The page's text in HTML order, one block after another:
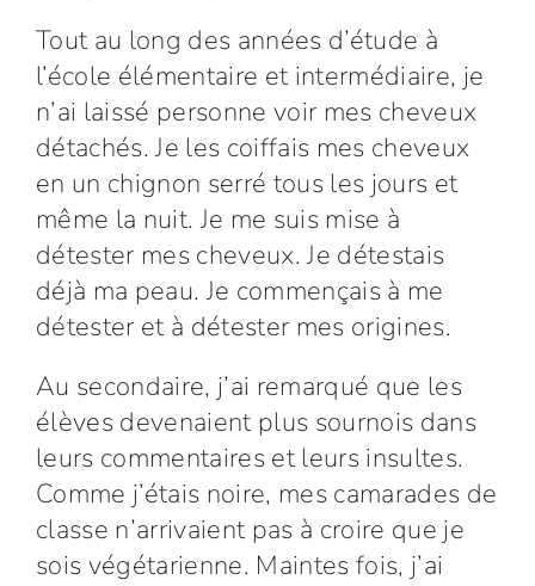
Tout au long des années d’étude à
l’école élémentaire et intermédiaire, je
n’ai laissé personne voir mes cheveux
détachés. Je les coiffais mes cheveux
en un chignon serré tous les jours et
même la nuit. Je me suis mise à
détester mes cheveux. Je détestais
déjà ma peau. Je commençais à me
détester et à détester mes origines.
Au secondaire, j’ai remarqué que les
élèves devenaient plus sournois dans
leurs commentaires et leurs insultes.
Comme j’étais noire, mes camarades de
classe n’arrivaient pas à croire que je
sois végétarienne. Maintes fois, j’ai